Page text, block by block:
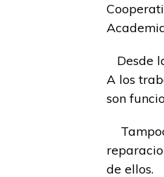
Desde
A los
son
de ellos.